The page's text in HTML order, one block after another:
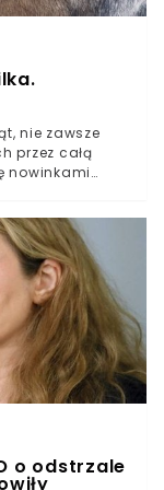
nie zawsze
przez całą
nowinkami
Wildlife
obrożę
informacjom,
dokładniejsze
SAVE Wildlife
rozumianą
jej
do lepszego
podaje portal
Fundacji
uśpieniu
o odstrzale